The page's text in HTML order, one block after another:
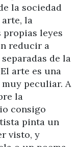
la sociedad
la
leyes
reducir a
de la
arte es una
peculiar. A
la
consigo
pinta un
visto, y